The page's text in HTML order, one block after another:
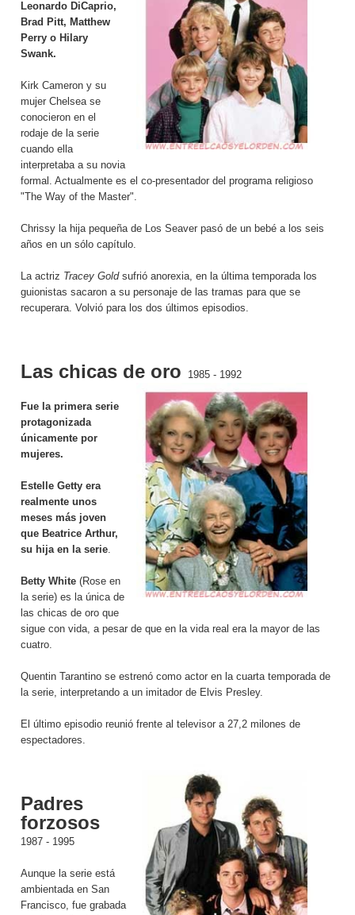
Leonardo DiCaprio,
Brad Pitt, Matthew
Perry o Hilary
Swank.
Kirk Cameron y su
mujer Chelsea se
conocieron en el
rodaje de la serie
cuando ella
interpretaba a su novia
formal. Actualmente es el co-presentador del programa religioso
"The Way of the Master".
Chrissy la hija pequeña de Los Seaver pasó de un bebé a los seis
años en un sólo capítulo.
La actriz Tracey Goldsufrió anorexia, en la última temporada los
guionistas sacaron a su personaje de las tramas para que se
recuperara. Volvió para los dos últimos episodios.
Las chicas de oro 1985 - 1992
Fue la primera serie
protagonizada
únicamente por
mujeres.
Estelle Getty era
realmente unos
meses más joven
que Beatrice Arthur,
su hija en la serie.
Betty White (Rose en
la serie) es la única de
las chicas de oro que
sigue con vida, a pesar de que en la vida real era la mayor de las
cuatro.
Quentin Tarantino se estrenó como actor en la cuarta temporada de
la serie, interpretando a un imitador de Elvis Presley.
El último episodio reunió frente al televisor a 27,2 milones de
espectadores.
Padres
forzosos
1987 - 1995
Aunque la serie está
ambientada en San
Francisco, fue grabada